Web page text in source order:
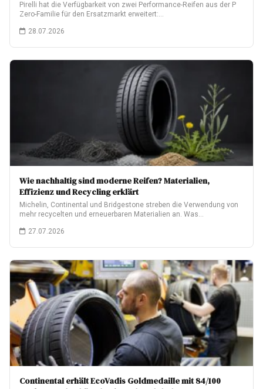
Pirelli hat die Verfügbarkeit von zwei Performance-Reifen aus der P
Zero-Familie für den Ersatzmarkt erweitert:…
28.07.2026
Wie nachhaltig sind moderne Reifen? Materialien,
Effizienz und Recycling erklärt
Michelin, Continental und Bridgestone streben die Verwendung von
mehr recycelten und erneuerbaren Materialien an. Was…
27.07.2026
Continental erhält EcoVadis Goldmedaille mit 84/100